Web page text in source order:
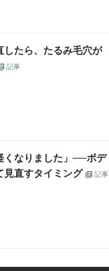
たら、たるみ毛穴が
記事
くなりました」──ボデ
見直すタイミング
記事